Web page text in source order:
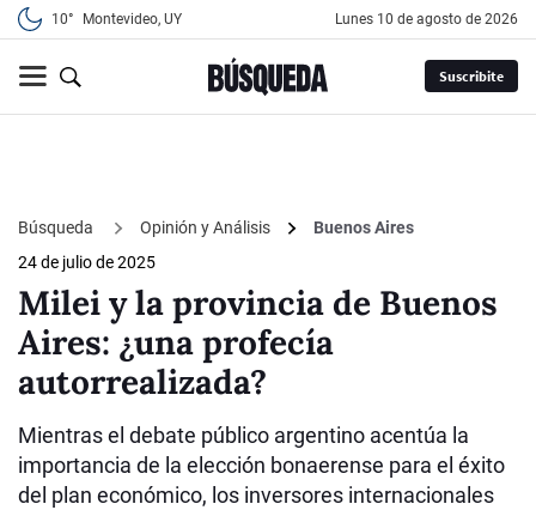
10° Montevideo, UY lunes 10 de agosto de 2026
Suscribite
Búsqueda Opinión y Análisis
Buenos Aires
24 de julio de 2025
Milei y la provincia de Buenos
Aires: ¿una profecía
autorrealizada?
Mientras el debate público argentino acentúa la
importancia de la elección bonaerense para el éxito
del plan económico, los inversores internacionales